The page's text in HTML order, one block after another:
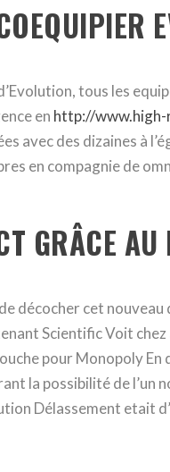
tous les
en http://
avec des dizaines à
en compagnie de
GRÂCE AU
décocher cet
Scientific Voit chez
pour Monopoly
la possibilité de l’un
Délassement etait